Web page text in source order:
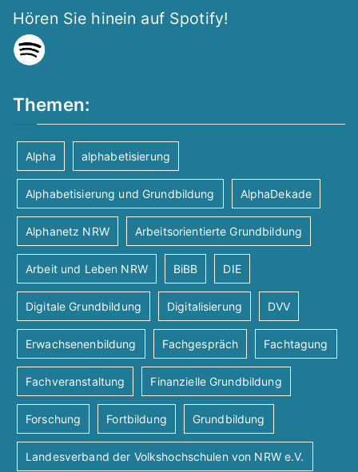
Hören Sie hinein auf Spotify!
Themen:
Alpha alphabetisierung
Alphabetisierung und Grundbildung AlphaDekade
Alphanetz NRW Arbeitsorientierte Grundbildung
Arbeit und Leben NRW BiBB DIE
Digitale Grundbildung Digitalisierung DVV
Erwachsenenbildung Fachgespräch Fachtagung
Fachveranstaltung Finanzielle Grundbildung
Forschung Fortbildung Grundbildung
Landesverband der Volkshochschulen von NRW e.V.